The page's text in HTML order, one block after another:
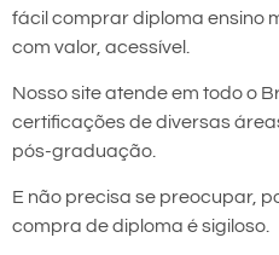
fácil comprar diploma ensino
com valor, acessível.
Nosso site atende em todo o
certificações de diversas
pós-graduação.
E não precisa se preocupar,
compra de diploma é sigiloso.